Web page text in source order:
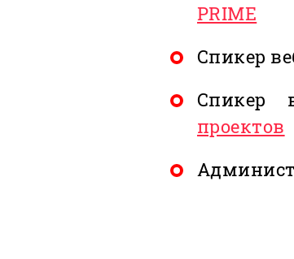
PRIME
Спикер
Спикер
проектов